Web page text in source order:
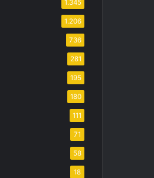
1.345
1.206
736
281
195
180
111
71
58
18